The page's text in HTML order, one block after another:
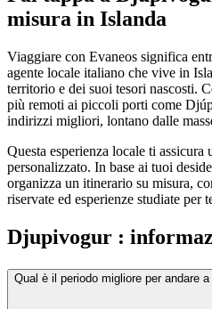
misura in Islanda
Viaggiare con Evaneos significa
agente locale italiano che vive in
territorio e dei suoi tesori nascosti.
più remoti ai piccoli porti come
indirizzi migliori, lontano dalle
Questa esperienza locale ti
personalizzato. In base ai tuoi
organizza un itinerario su misura,
riservate ed esperienze studiate per
Djupivogur :
Qual è il periodo migliore per andare